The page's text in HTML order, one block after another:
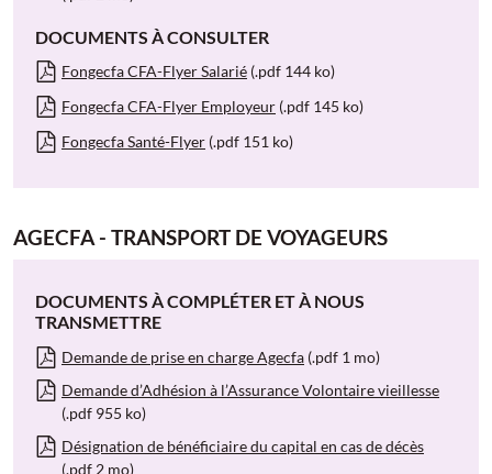
DOCUMENTS À CONSULTER
Fongecfa CFA-Flyer Salarié (.pdf 144 ko)
Fongecfa CFA-Flyer Employeur (.pdf 145 ko)
Fongecfa Santé-Flyer (.pdf 151 ko)
AGECFA - TRANSPORT DE VOYAGEURS
DOCUMENTS À COMPLÉTER ET À NOUS
TRANSMETTRE
Demande de prise en charge Agecfa (.pdf 1 mo)
Demande d’Adhésion à l’Assurance Volontaire vieillesse
(.pdf 955 ko)
Désignation de bénéficiaire du capital en cas de décès
(.pdf 2 mo)